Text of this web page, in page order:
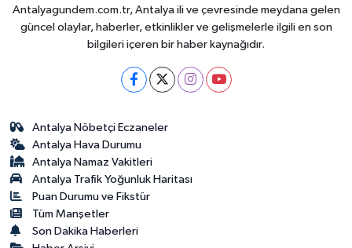
Antalyagundem.com.tr, Antalya ili ve çevresinde meydana gelen
güncel olaylar, haberler, etkinlikler ve gelişmelerle ilgili en son
bilgileri içeren bir haber kaynağıdır.
Antalya Nöbetçi Eczaneler
Antalya Hava Durumu
Antalya Namaz Vakitleri
Antalya Trafik Yoğunluk Haritası
Puan Durumu ve Fikstür
Tüm Manşetler
Son Dakika Haberleri